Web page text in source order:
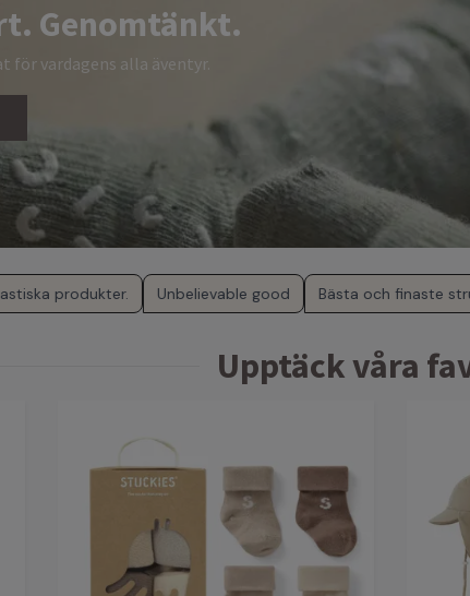
Genomtänkt.
för vardagens alla äventyr.